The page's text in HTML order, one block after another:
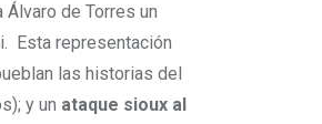
de Torres un
Esta representación
las historias del
y un ataque sioux al